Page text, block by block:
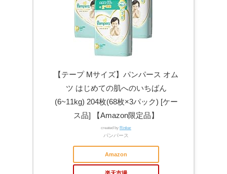
【テープ Mサイズ】パンパース オム
ツ はじめての肌へのいちばん
(6~11kg) 204枚(68枚×3パック) [ケー
ス品] 【Amazon限定品】
created by Rinker
パンパース
Amazon